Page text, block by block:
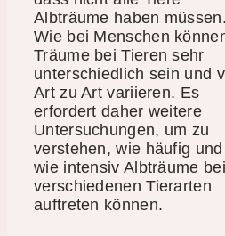
Albträume haben müssen.
Wie bei Menschen
Träume bei Tieren sehr
unterschiedlich sein und
Art zu Art variieren. Es
erfordert daher weitere
Untersuchungen, um zu
verstehen, wie häufig und
wie intensiv Albträume bei
verschiedenen Tierarten
auftreten können.